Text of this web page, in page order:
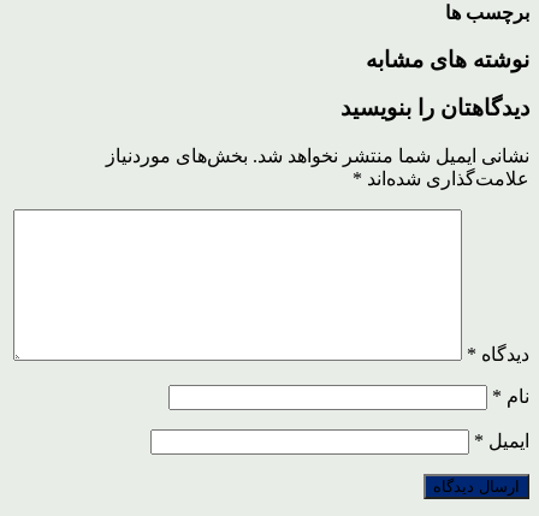
برچسب ها
نوشته های مشابه
دیدگاهتان را بنویسید
نشانی ایمیل شما منتشر نخواهد شد. بخش‌های موردنیاز
علامت‌گذاری شده‌اند *
دیدگاه *
نام *
ایمیل *